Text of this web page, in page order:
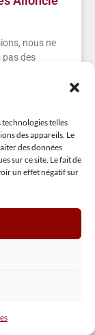
telles
des appareils. Le
des données
sur ce site. Le fait de
un effet négatif sur
nous ne
pas des